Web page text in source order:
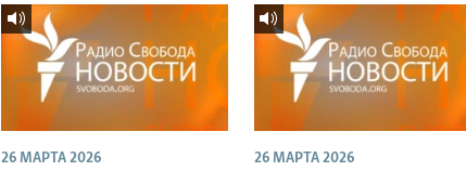
26 МАРТА 2026 26 МАРТА 2026